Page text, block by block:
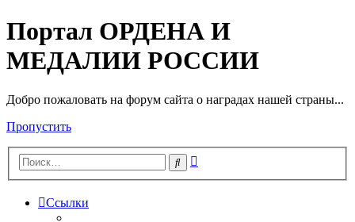
Портал ОРДЕНА И
МЕДАЛИИ РОССИИ
Добро пожаловать на форум сайта о наградах нашей страны...
Пропустить
Поиск
Ссылки